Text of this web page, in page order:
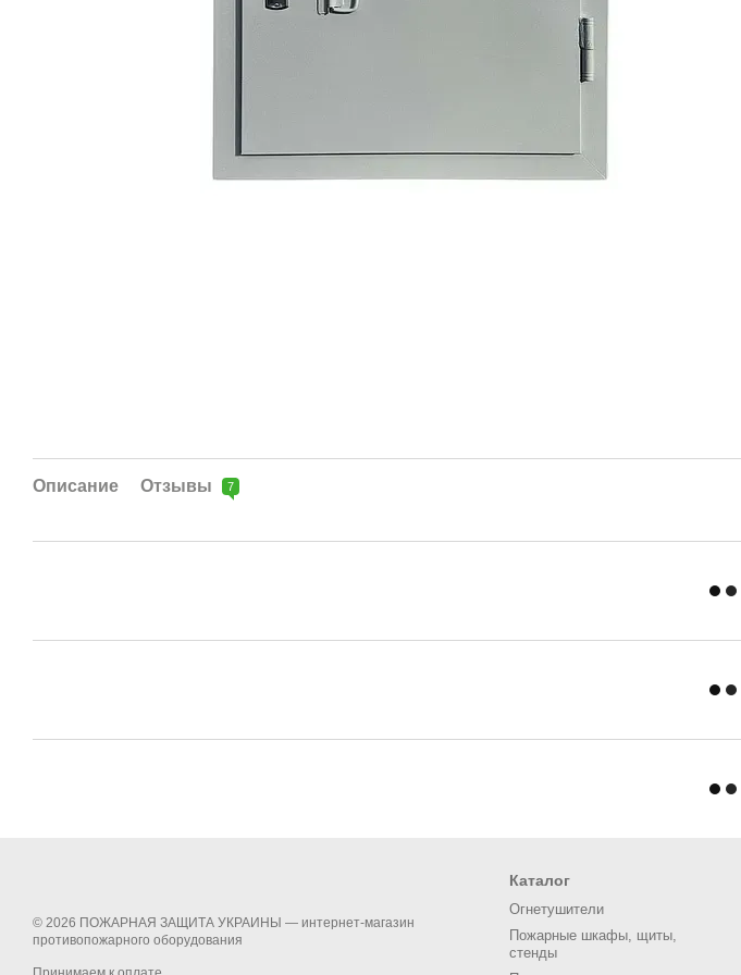
Описание Отзывы 7
© 2026 ПОЖАРНАЯ ЗАЩИТА УКРАИНЫ — интернет-магазин
противопожарного оборудования
Каталог
Огнетушители
Пожарные шкафы, щиты,
стенды